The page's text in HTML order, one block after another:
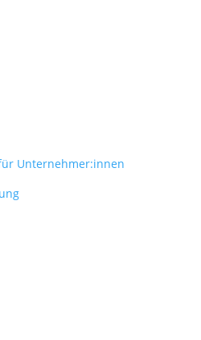
Unternehmer:innen